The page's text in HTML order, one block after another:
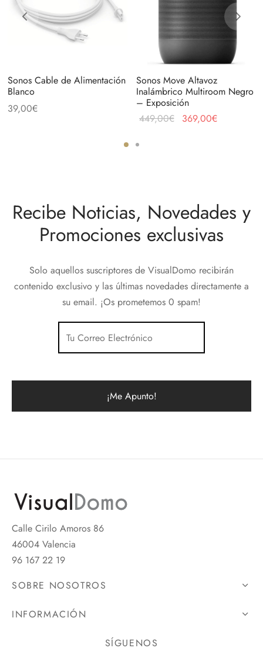
Sonos Cable de Alimentación
Blanco
39,00€
Sonos Move Altavoz
Inalámbrico Multiroom Negro
– Exposición
449,00€
El precio
369,00€
Recibe Noticias, Novedades y
Promociones exclusivas
Solo aquellos suscriptores de VisualDomo recibirán
contenido exclusivo y las últimas novedades directamente a
su email. ¡Os prometemos 0 spam!
Calle Cirilo Amoros 86
46004 Valencia
96 167 22 19
SOBRE NOSOTROS
INFORMACIÓN
SÍGUENOS